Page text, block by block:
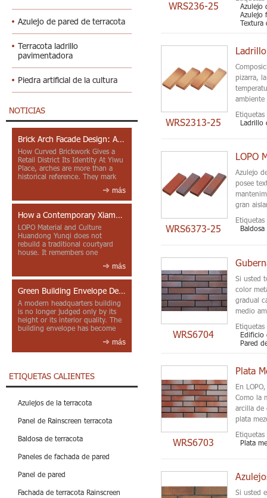
Azulejo de pared de terracota
Terracota ladrillo
pavimentadora
Piedra artificial de la cultura
NOTICIAS
Brick Arch Facade Design: A Closer Look at Yiwu Place
How Curved Brickwork Gives a
Retail District Its Identity At Yiwu
Place, arches are more than a
historical reference. They mark
más
How a Contemporary Xiamen Project Reframes Minnan Red Brick
LOPO Material and Culture
Huandong Yunqi does not
rebuild a traditional courtyard
house. It remembers one
más
Green Building Envelope Design: Clay Sunscreen Fins for Modern Headquarters Architecture
A modern headquarters building
is no longer judged only by its
height or its interior quality. The
building envelope has become
más
ETIQUETAS CALIENTES
Azulejos de la terracota
Panel de Rainscreen terracota
Baldosa de terracota
Paneles de fachada de pared
Panel de pared
Fachada de terracota Rainscreen
WRS236-25
Azulejo
Azulejo
Textura
WRS2313-25
pizarra,
Ladrillo
WRS6373-25
LOPO
Azulejo
posee
gran
WRS6704
Si usted
color
gradual
medio
Edificio
Pared
WRS6703
Plata
En
Como la
arcilla de
plata
Plata
Si usted